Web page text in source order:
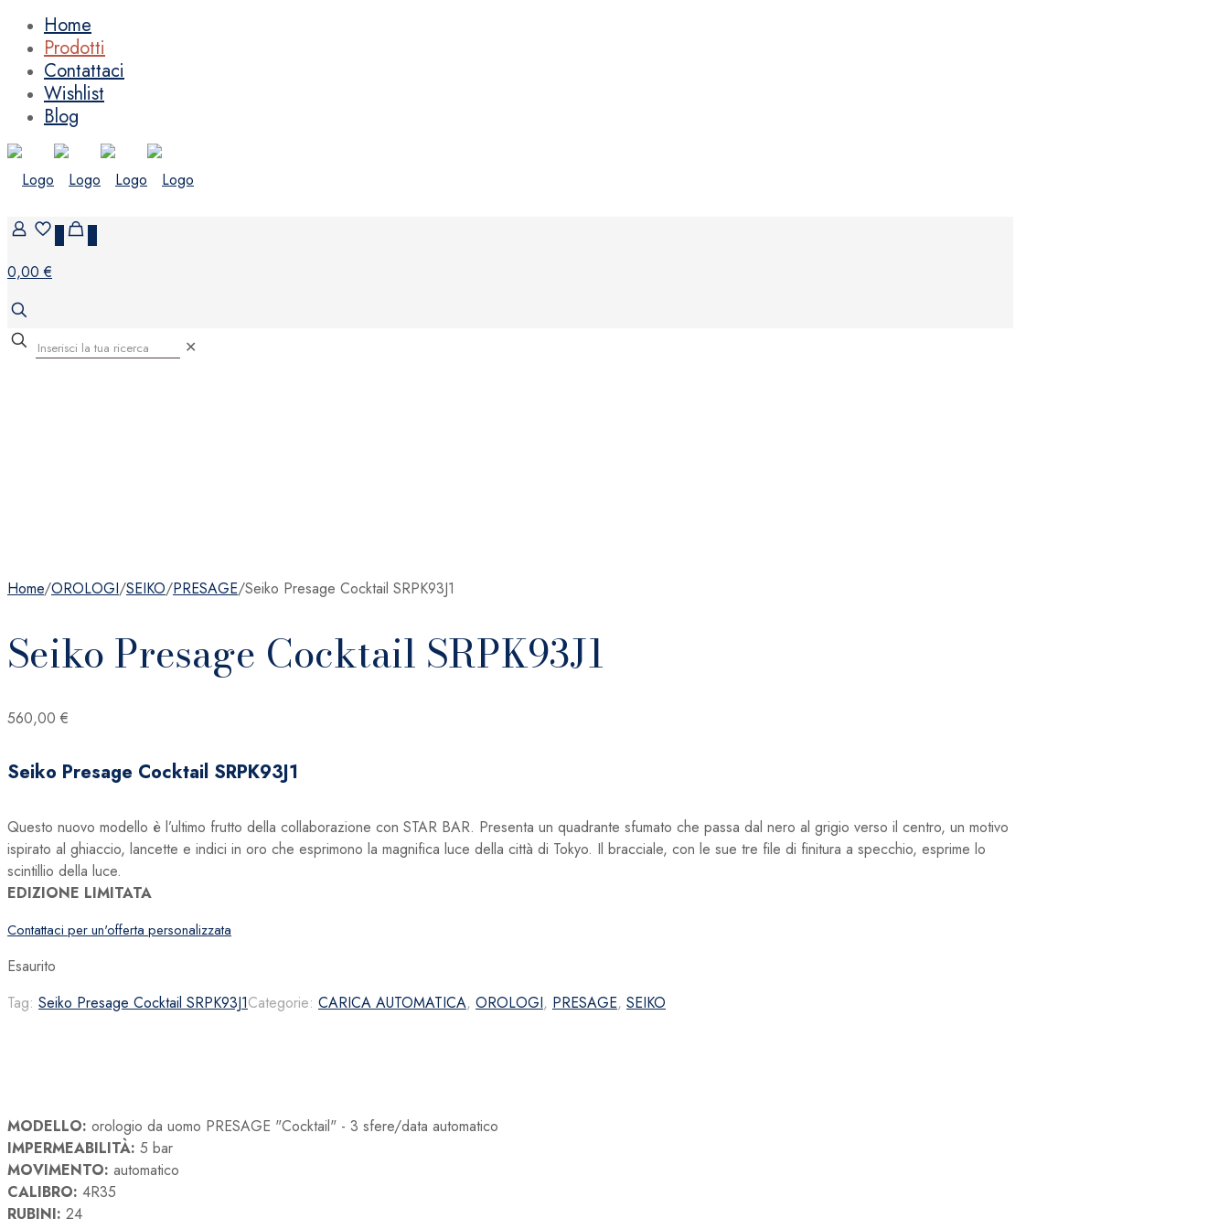
Home
Prodotti
Contattaci
Wishlist
Blog
0,00 €
✕
Home/OROLOGI/SEIKO/PRESAGE/Seiko Presage Cocktail SRPK93J1
Seiko Presage Cocktail SRPK93J1
560,00 €
Seiko Presage Cocktail SRPK93J1
Questo nuovo modello è l’ultimo frutto della collaborazione con STAR BAR. Presenta un quadrante sfumato che passa dal nero al grigio verso il centro, un motivo
ispirato al ghiaccio, lancette e indici in oro che esprimono la magnifica luce della città di Tokyo. Il bracciale, con le sue tre file di finitura a specchio, esprime lo
scintillio della luce.
EDIZIONE LIMITATA
Contattaci per un'offerta personalizzata
Esaurito
Tag: Seiko Presage Cocktail SRPK93J1Categorie: CARICA AUTOMATICA, OROLOGI, PRESAGE, SEIKO
MODELLO: orologio da uomo PRESAGE "Cocktail" - 3 sfere/data automatico
IMPERMEABILITÀ: 5 bar
MOVIMENTO: automatico
CALIBRO: 4R35
RUBINI: 24